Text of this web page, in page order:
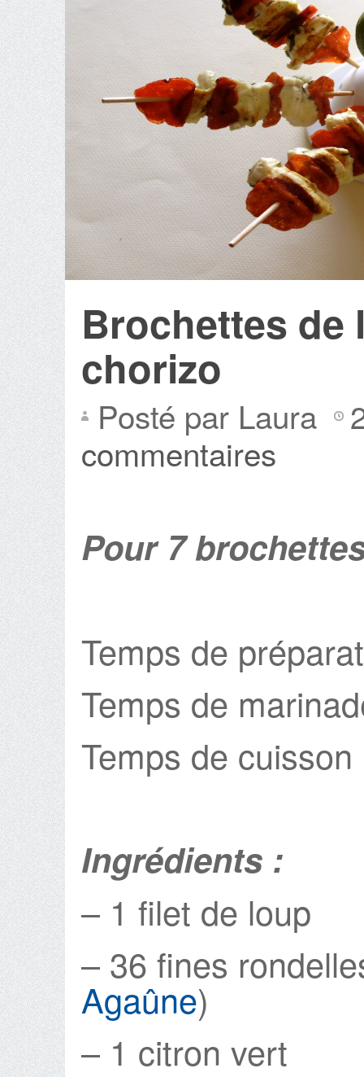
Brochettes de
chorizo
Posté par Laura
commentaires
Pour 7
Temps de
Temps de
Temps de
Ingrédients :
– 1 filet de loup
– 36 fines
Agaûne)
– 1 citron vert